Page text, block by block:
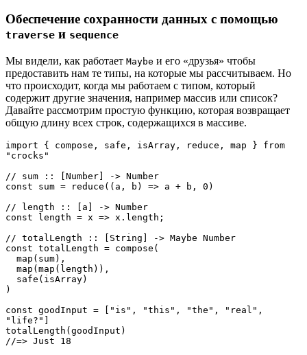
Обеспечение сохранности данных с помощью
traverse и sequence
Мы видели, как работает Maybe и его «друзья» чтобы
предоставить нам те типы, на которые мы рассчитываем. Но
что происходит, когда мы работаем с типом, который
содержит другие значения, например массив или список?
Давайте рассмотрим простую функцию, которая возвращает
общую длину всех строк, содержащихся в массиве.
import { compose, safe, isArray, reduce, map } from
"crocks"
// sum :: [Number] -> Number
const sum = reduce((a, b) => a + b, 0)
// length :: [a] -> Number
const length = x => x.length;
// totalLength :: [String] -> Maybe Number
const totalLength = compose(
)
const goodInput = ["is", "this", "the", "real",
"life?"]
totalLength(goodInput)
//=> Just 18